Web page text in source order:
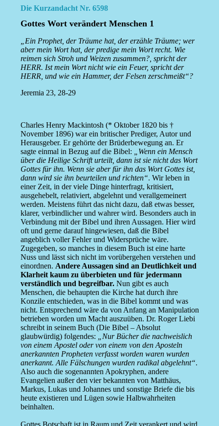
Die Kurzandacht Nr. 6598
Gottes Wort verändert Menschen 1
„Ein Prophet, der Träume hat, der erzähle Träume; wer
aber mein Wort hat, der predige mein Wort recht. Wie
reimen sich Stroh und Weizen zusammen?, spricht der
HERR. Ist mein Wort nicht wie ein Feuer, spricht der
HERR, und wie ein Hammer, der Felsen zerschmeißt“?
Jeremia 23, 28-29
Charles Henry Mackintosh (* Oktober 1820 bis †
November 1896) war ein britischer Prediger, Autor und
Herausgeber. Er gehörte der Brüderbewegung an. Er
sagte einmal in Bezug auf die Bibel:
„Wenn ein Mensch
über die Heilige Schrift urteilt, dann ist sie nicht das Wort
Gottes für ihn. Wenn sie aber für ihn das Wort Gottes ist,
dann wird sie ihn beurteilen und richten“. Wir leben in
einer Zeit, in der viele Dinge hinterfragt, kritisiert,
ausgehebelt, relativiert, abgelehnt und verallgemeinert
werden. Meistens führt das nicht dazu, daß etwas besser,
klarer, verbindlicher und wahrer wird. Besonders auch in
Verbindung mit der Bibel und ihren Aussagen. Hier wird
oft und gerne darauf hingewiesen, daß die Bibel
angeblich voller Fehler und Widersprüche wäre.
Zugegeben, so manches in diesem Buch ist eine harte
Nuss und lässt sich nicht im vorübergehen verstehen und
einordnen. Andere Aussagen sind an Deutlichkeit und
Klarheit kaum zu überbieten und für jedermann
verständlich und begreifbar.Nun gibt es auch
Menschen, die behaupten die Kirche hat durch ihre
Konzile entschieden, was in die Bibel kommt und was
nicht. Entsprechend wäre da von Anfang an Manipulation
betrieben worden um Macht auszuüben. Dr. Roger Liebi
schreibt in seinem Buch (Die Bibel – Absolut
glaubwürdig) folgendes:
„Nur Bücher die nachweislich
von einem Apostel oder von einem von den Aposteln
anerkannten Propheten verfasst worden waren wurden
anerkannt. Alle Fälschungen wurden radikal abgelehnt“.
Also auch die sogenannten Apokryphen, andere
Evangelien außer den vier bekannten von Matthäus,
Markus, Lukas und Johannes und sonstige Briefe die bis
heute existieren und Lügen sowie Halbwahrheiten
beinhalten.
Gottes Botschaft ist in Raum und Zeit verankert und wird